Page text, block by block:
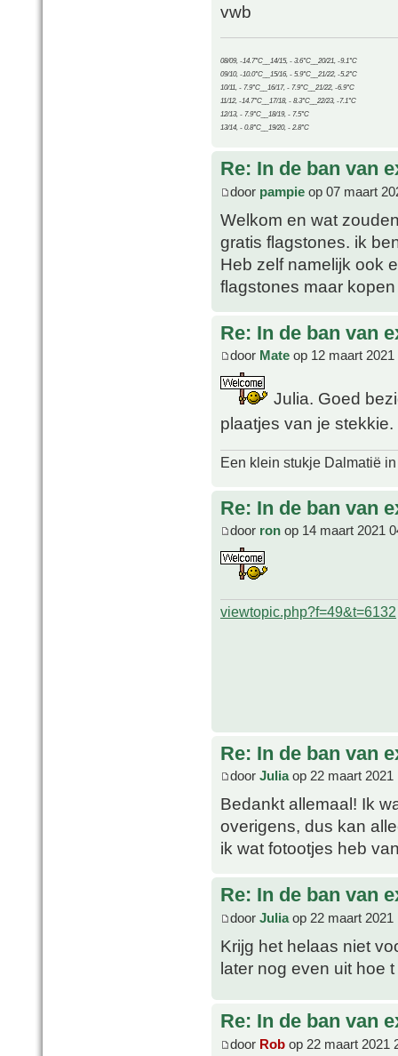
vwb
08/09, -14.7°C__14/15, - 3.6°C__20/21, -9.1°C
09/10, -10.0°C__15/16, - 5.9°C__21/22, -5.2°C
10/11, - 7.9°C__16/17, - 7.9°C__21/22, -6.9°C
11/12, -14.7°C__17/18, - 8.3°C__22/23, -7.1°C
12/13, - 7.9°C__18/19, - 7.5°C
13/14, - 0.8°C__19/20, - 2.8°C
Re: In de ban van
door pampie op 07 maart
Welkom en wat
gratis flagstones. ik
Heb zelf namelijk ook
flagstones maar
Re: In de ban van
door Mate op 12 maart 2021
Julia. Goed
plaatjes van je stekkie.
Een klein stukje Dalmatië
Re: In de ban van
door ron op 14 maart 2021
viewtopic.php?f=49&t=6132
Re: In de ban van
door Juliaop 22 maart 2021
Bedankt allemaal! Ik
overigens, dus kan
ik wat fotootjes heb
Re: In de ban van
door Juliaop 22 maart 2021
Krijg het helaas niet
later nog even uit hoe
Re: In de ban van
door Rob op 22 maart 2021